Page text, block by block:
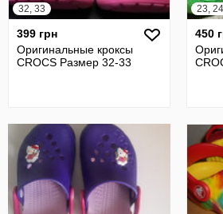
32, 33
399 грн
Оригинальные кроксы
CROCS Размер 32-33
23, 24
450